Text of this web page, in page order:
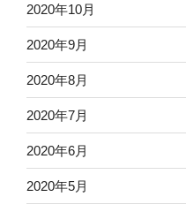
2020年10月
2020年9月
2020年8月
2020年7月
2020年6月
2020年5月